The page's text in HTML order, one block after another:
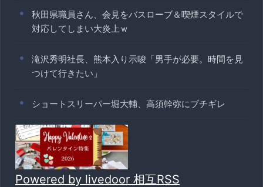
秋田県職員さん、会見をバスローブ＆喫煙スタイルで
対応してしまい大炎上ｗ
滝沢秀明社長、熊本入り示唆「男手が必要。時間を見
つけて行きたい」
ショートスリーパー堀大輔、高須幹弥にブチギレ
Powered by livedoor 相互RSS